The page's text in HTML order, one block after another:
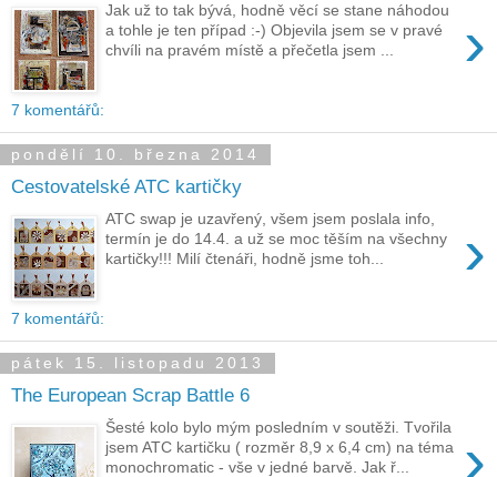
›
Jak už to tak bývá, hodně věcí se stane náhodou
a tohle je ten případ :-) Objevila jsem se v pravé
chvíli na pravém místě a přečetla jsem ...
7 komentářů:
pondělí 10. března 2014
Cestovatelské ATC kartičky
›
ATC swap je uzavřený, všem jsem poslala info,
termín je do 14.4. a už se moc těším na všechny
kartičky!!! Milí čtenáři, hodně jsme toh...
7 komentářů:
pátek 15. listopadu 2013
The European Scrap Battle 6
›
Šesté kolo bylo mým posledním v soutěži. Tvořila
jsem ATC kartičku ( rozměr 8,9 x 6,4 cm) na téma
monochromatic - vše v jedné barvě. Jak ř...